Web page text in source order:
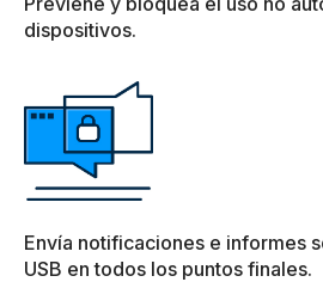
dispositivos.
Envía notificaciones e informes
USB en todos los puntos finales.